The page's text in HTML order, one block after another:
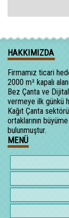
HAKKIMIZDA
Firmamız ticari
2000 m² kapalı
Bez Çanta ve
vermeye ilk günkü
Kağıt Çanta
ortaklarının
bulunmuştur.
MENÜ